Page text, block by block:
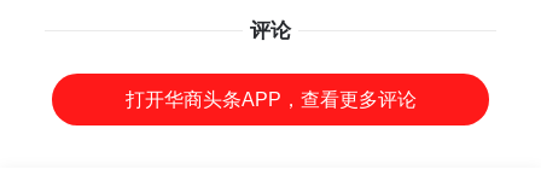
评论
打开华商头条APP，查看更多评论